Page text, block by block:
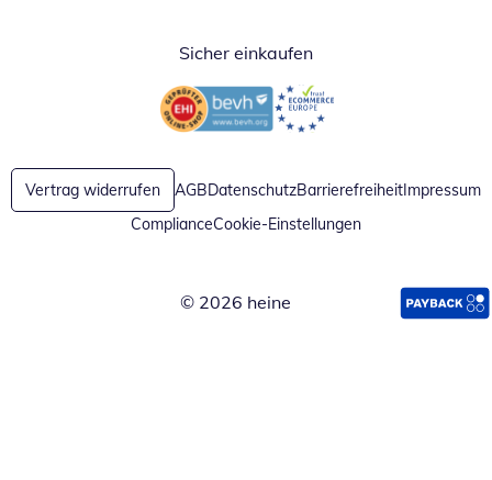
Sicher einkaufen
Öffnet in neuem FensterÖffnet in neuem Fenster
Vertrag widerrufen AGBDatenschutzBarrierefreiheitImpressum
ComplianceCookie-Einstellungen
© 2026 heine